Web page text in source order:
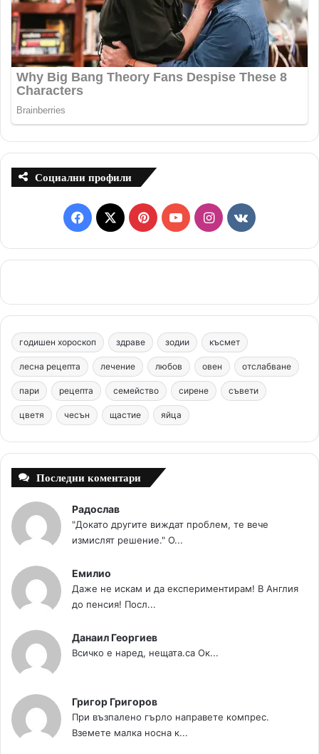
Социални профили
F
a
e
b
o
o
k
X
P
i
t
e
r
e
s
t
Y
o
T
u
b
e
I
n
t
a
g
r
m
v
k
c
m
годишен хороскоп здраве зодии късмет
лесна рецепта лечение любов овен отслабване
пари рецепта семейство сирене съвети
цветя чесън щастие яйца
Последни коментари
Радослав
"Докато другите виждат проблем, те вече
измислят решение." О...
Емилио
Даже не искам и да експериментирам! В Англия
до пенсия! Посл...
Данаил Георгиев
Всичко е наред, нещата.са Ок...
Григор Григоров
При възпалено гърло направете компрес.
Вземете малка носна к...